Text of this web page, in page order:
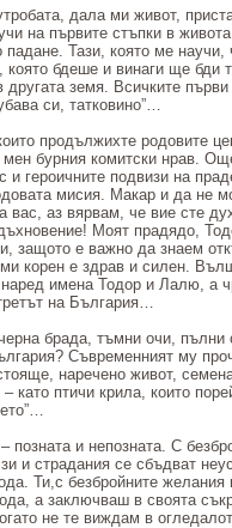
дала ми живот,
на първите стъпки в
Тази, която ме научи,
която бдеше и винаги ще
земя. Всичките
си, татковино”…
продължихте родовите
бурния комитски нрав.
и героичните подвизи на
мисия. Макар и да не
вас, аз вярвам, че вие сте
Моят прадядо,
защото е важно да знаем
корен е здрав и силен.
имена Тодор и Лалю, а
на България…
брада, тъмни очи,
Съвременният му
наречено живот,
като птичи крила, които
позната и непозната. С
и страдания се сбъдват
Ти,с безбройните желания
а заключваш в своята
не те виждам в